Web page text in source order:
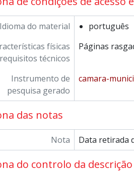
Idioma do material
português
físicas
técnicos
Páginas
Instrumento de
pesquisa gerado
camara-
das notas
Nota Data retirada
do controlo da descrição